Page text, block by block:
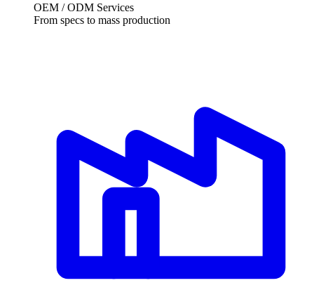
OEM /ODM Services
From specs to mass production